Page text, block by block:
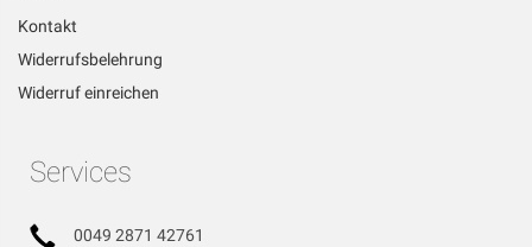
Kontakt
Widerrufsbelehrung
Widerruf einreichen
Services
0049 2871 42761